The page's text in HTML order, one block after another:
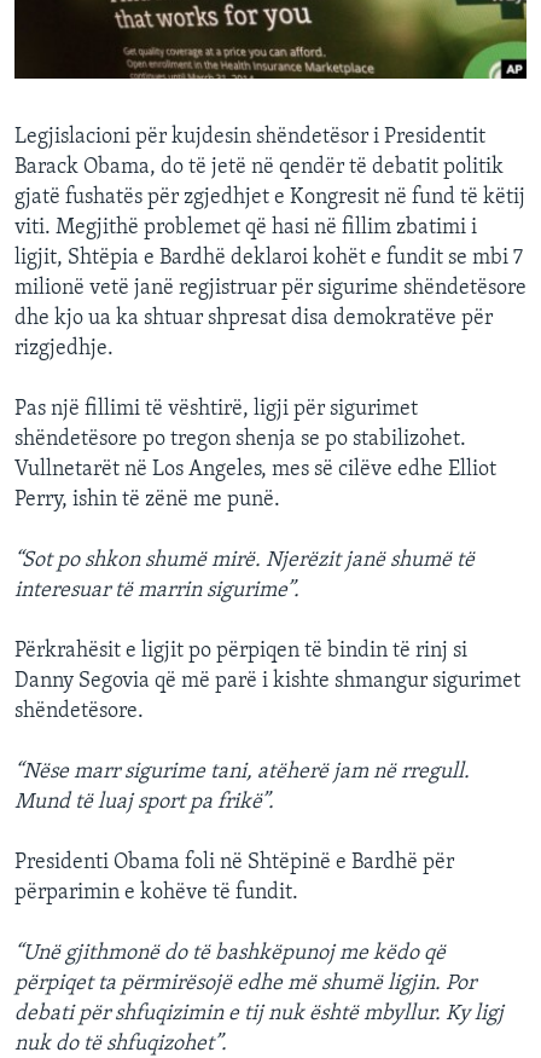
INTERVISTA
Legjislacioni për kujdesin shëndetësor i Presidentit
Barack Obama, do të jetë në qendër të debatit politik
gjatë fushatës për zgjedhjet e Kongresit në fund të këtij
viti. Megjithë problemet që hasi në fillim zbatimi i
ligjit, Shtëpia e Bardhë deklaroi kohët e fundit se mbi 7
milionë vetë janë regjistruar për sigurime shëndetësore
dhe kjo ua ka shtuar shpresat disa demokratëve për
rizgjedhje.
Pas një fillimi të vështirë, ligji për sigurimet
shëndetësore po tregon shenja se po stabilizohet.
Vullnetarët në Los Angeles, mes së cilëve edhe Elliot
Perry, ishin të zënë me punë.
“Sot po shkon shumë mirë. Njerëzit janë shumë të
interesuar të marrin sigurime”.
Përkrahësit e ligjit po përpiqen të bindin të rinj si
Danny Segovia që më parë i kishte shmangur sigurimet
shëndetësore.
“Nëse marr sigurime tani, atëherë jam në rregull.
Mund të luaj sport pa frikë”.
Presidenti Obama foli në Shtëpinë e Bardhë për
përparimin e kohëve të fundit.
“Unë gjithmonë do të bashkëpunoj me këdo që
përpiqet ta përmirësojë edhe më shumë ligjin. Por
debati për shfuqizimin e tij nuk është mbyllur. Ky ligj
nuk do të shfuqizohet”.